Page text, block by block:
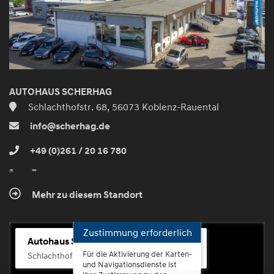
aktivieren
AUTOHAUS SCHERHAG
Schlachthofstr. 68, 56073 Koblenz-Rauental
info@scherhag.de
+49 (0)261 / 20 16 780
Mehr zu diesem Standort
Autohaus Scherhag
Schlachthofstr. 68, 56073 Koblenz-Rauental
Zustimmung erforderlich
Für die Aktivierung der Karten-
und Navigationsdienste ist